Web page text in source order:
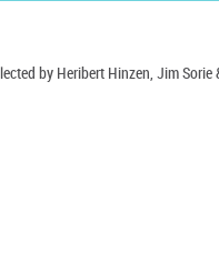
by Heribert Hinzen, Jim Sorie